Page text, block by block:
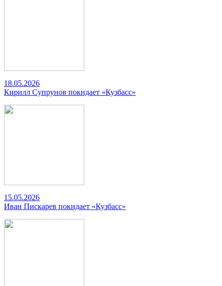
18.05.2026
Кирилл Супрунов покидает «Кузбасс»
15.05.2026
Иван Пискарев покидает «Кузбасс»